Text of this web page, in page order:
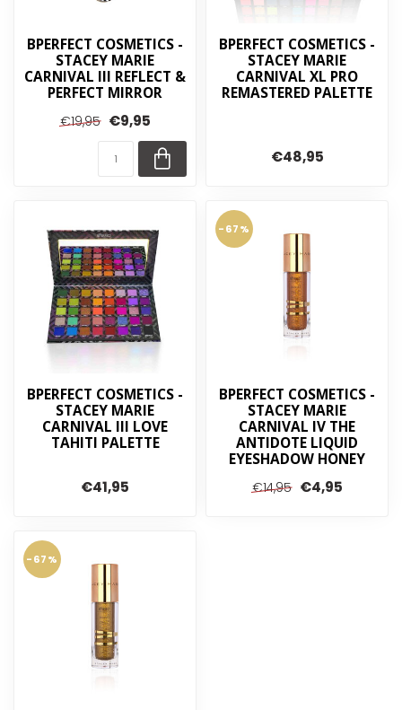
BPERFECT COSMETICS -
STACEY MARIE
CARNIVAL III REFLECT &
PERFECT MIRROR
€19,95 €9,95
BPERFECT COSMETICS -
STACEY MARIE
CARNIVAL XL PRO
REMASTERED PALETTE
€48,95
BPERFECT COSMETICS -
STACEY MARIE
CARNIVAL III LOVE
TAHITI PALETTE
€41,95
-67%
BPERFECT COSMETICS -
STACEY MARIE
CARNIVAL IV THE
ANTIDOTE LIQUID
EYESHADOW HONEY
€14,95 €4,95
-67%